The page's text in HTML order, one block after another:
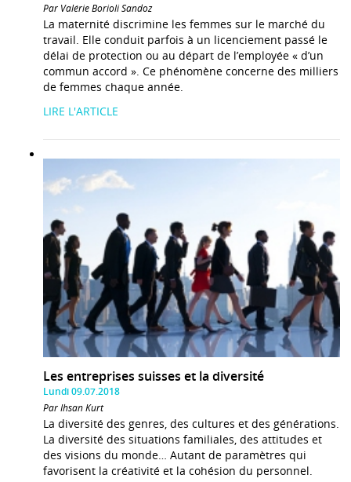
Par Valérie Borioli Sandoz
La maternité discrimine les femmes sur le marché du
travail. Elle conduit parfois à un licenciement passé le
délai de protection ou au départ de l’employée « d’un
commun accord ». Ce phénomène concerne des milliers
de femmes chaque année.
LIRE L'ARTICLE
Les entreprises suisses et la diversité
Lundi 09.07.2018
Par Ihsan Kurt
La diversité des genres, des cultures et des générations.
La diversité des situations familiales, des attitudes et
des visions du monde… Autant de paramètres qui
favorisent la créativité et la cohésion du personnel.